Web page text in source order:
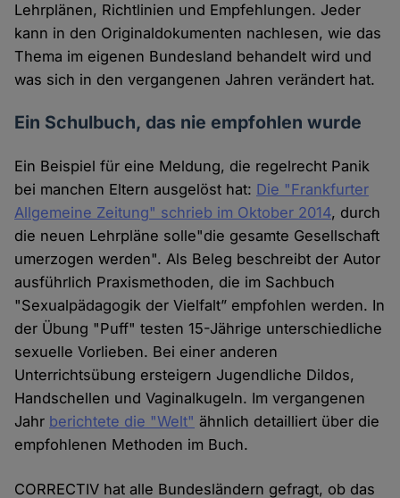
Lehrplänen, Richtlinien und Empfehlungen. Jeder
kann in den Originaldokumenten nachlesen, wie das
Thema im eigenen Bundesland behandelt wird und
was sich in den vergangenen Jahren verändert hat.
Ein Schulbuch, das nie empfohlen wurde
Ein Beispiel für eine Meldung, die regelrecht Panik
bei manchen Eltern ausgelöst hat: Die "Frankfurter
Allgemeine Zeitung" schrieb im Oktober 2014, durch
die neuen Lehrpläne solle"die gesamte Gesellschaft
umerzogen werden". Als Beleg beschreibt der Autor
ausführlich Praxismethoden, die im Sachbuch
"Sexualpädagogik der Vielfalt” empfohlen werden. In
der Übung "Puff" testen 15-Jährige unterschiedliche
sexuelle Vorlieben. Bei einer anderen
Unterrichtsübung ersteigern Jugendliche Dildos,
Handschellen und Vaginalkugeln. Im vergangenen
Jahr berichtete die "Welt" ähnlich detailliert über die
empfohlenen Methoden im Buch.
CORRECTIV hat alle Bundesländern gefragt, ob das